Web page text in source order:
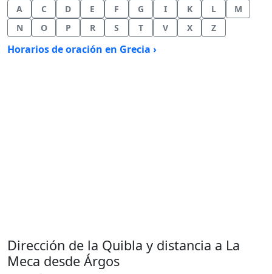
A C D E F G I K L
M
N
O P R S T V X Z
Horarios de oración en Grecia ›
Dirección de la Quibla y distancia a La
Meca desde Árgos